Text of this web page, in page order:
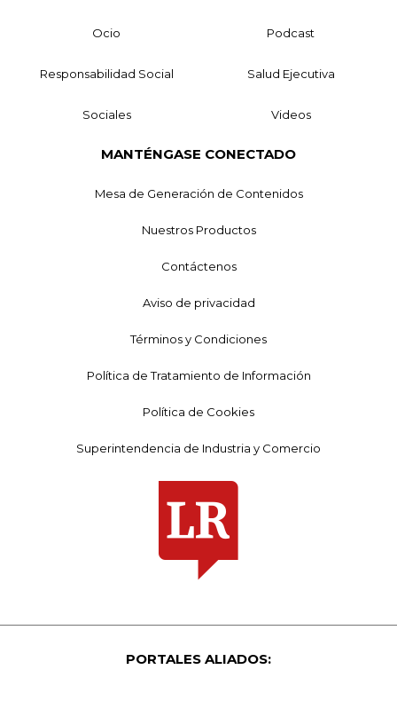
Ocio Podcast
Responsabilidad Social Salud Ejecutiva
Sociales Videos
MANTÉNGASE CONECTADO
Mesa de Generación de Contenidos
Nuestros Productos
Contáctenos
Aviso de privacidad
Términos y Condiciones
Política de Tratamiento de Información
Política de Cookies
Superintendencia de Industria y Comercio
PORTALES ALIADOS: